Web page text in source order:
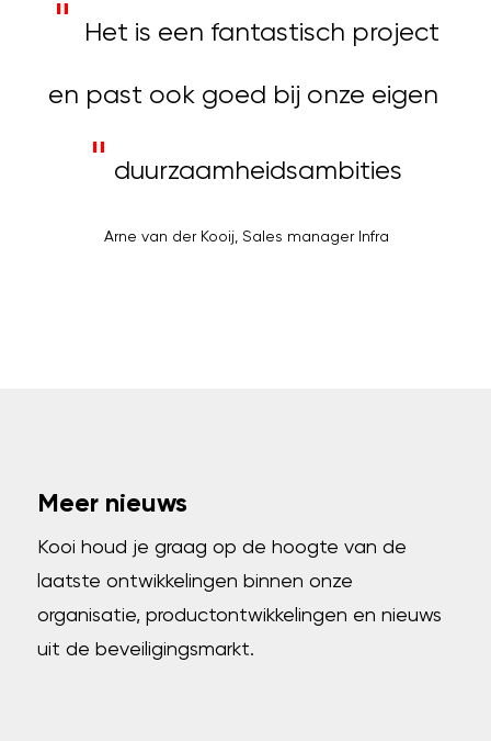
" Het is een fantastisch project
en past ook goed bij onze eigen
" duurzaamheidsambities
Arne van der Kooij, Sales manager Infra
Meer nieuws
Kooi houd je graag op de hoogte van de
laatste ontwikkelingen binnen onze
organisatie, productontwikkelingen en nieuws
uit de beveiligingsmarkt.